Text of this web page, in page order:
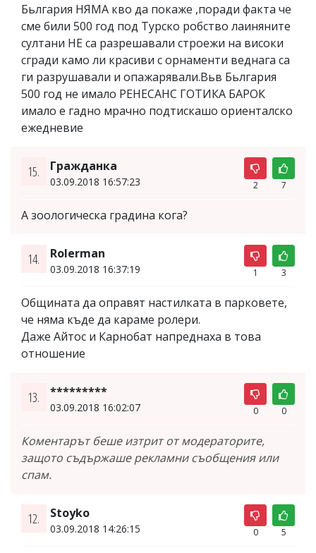
Бьлгария НЯМА кво да покаже ,поради факта че
сме били 500 год под Турско робство лаиняните
султани НЕ са разрешавали строежи на високи
сгради камо ли красиви с орнаменти веднага са
ги разрушавали и опажарявали.Вьв Бьлгария
500 год не имало РЕНЕСАНС ГОТИКА БАРОК
имало е гадно мрачно подтискашо ориенталско
ежедневие
15. Гражданка
03.09.2018 16:57:23 2 7
А зоологическа градина кога?
14. Rolerman
03.09.2018 16:37:19 1 3
Общината да оправят настилката в парковете,
че няма къде да караме ролери.
Даже Айтос и Карнобат напреднаха в това
отношение
13. *********
03.09.2018 16:02:07 0 0
Коментарът беше изтрит от модераторите,
защото съдържаше рекламни съобщения или
спам.
12. Stoyko
03.09.2018 14:26:15 0 5